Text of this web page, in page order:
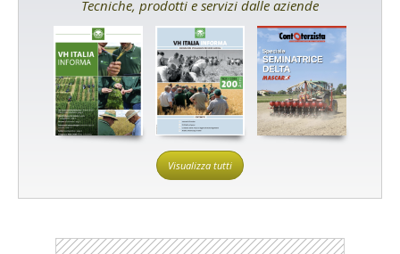
Tecniche, prodotti e servizi dalle aziende
Visualizza tutti